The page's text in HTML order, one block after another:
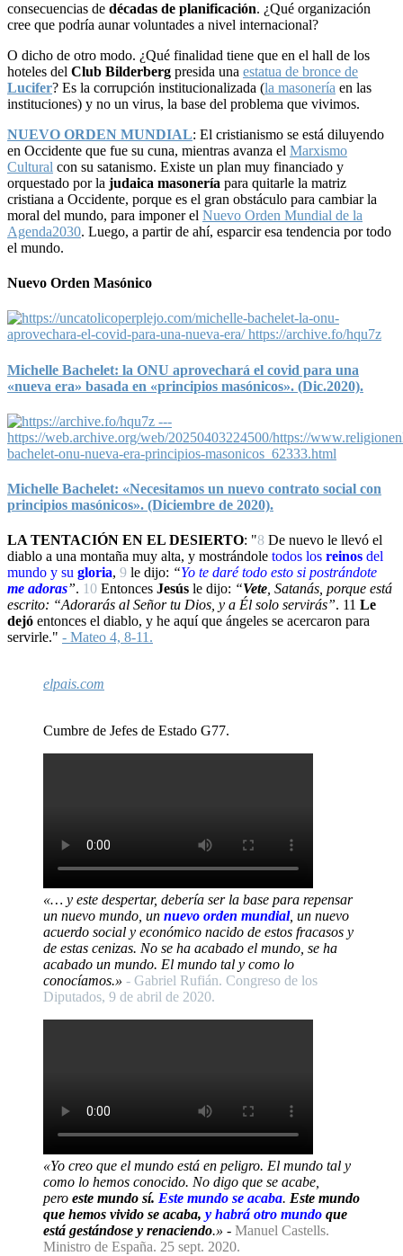
consecuencias de décadas de planificación. ¿Qué organización
cree que podría aunar voluntades a nivel internacional?
O dicho de otro modo. ¿Qué finalidad tiene que en el hall de los
hoteles del Club Bilderberg presida una estatua de bronce de
Lucifer? Es la corrupción institucionalizada (la masonería en las
instituciones) y no un virus, la base del problema que vivimos.
NUEVO ORDEN MUNDIAL: El cristianismo se está diluyendo
en Occidente que fue su cuna, mientras avanza el Marxismo
Cultural con su satanismo. Existe un plan muy financiado y
orquestado por la judaica masonería para quitarle la matriz
cristiana a Occidente, porque es el gran obstáculo para cambiar la
moral del mundo, para imponer el Nuevo Orden Mundial de la
Agenda2030. Luego, a partir de ahí, esparcir esa tendencia por todo
el mundo.
Nuevo Orden Masónico
Michelle Bachelet: la ONU aprovechará el covid para una
«nueva era» basada en «principios masónicos». (Dic.2020).
Michelle Bachelet: «Necesitamos un nuevo contrato social con
principios masónicos». (Diciembre de 2020).
LA TENTACIÓN EN EL DESIERTO: "8 De nuevo le llevó el
diablo a una montaña muy alta, y mostrándole todos los reinos del
mundo y su gloria, 9 le dijo: “Yo te daré todo esto si postrándote
me adoras”. 10 Entonces Jesús le dijo: “Vete, Satanás, porque está
escrito: “Adorarás al Señor tu Dios, y a Él solo servirás”. 11 Le
dejó entonces el diablo, y he aquí que ángeles se acercaron para
servirle." - Mateo 4, 8-11.
elpais.com
Cumbre de Jefes de Estado G77.
«… y este despertar, debería ser la base para repensar
un nuevo mundo, un nuevo orden mundial, un nuevo
acuerdo social y económico nacido de estos fracasos y
de estas cenizas. No se ha acabado el mundo, se ha
acabado un mundo. El mundo tal y como lo
conocíamos.» - Gabriel Rufián. Congreso de los
Diputados, 9 de abril de 2020.
«Yo creo que el mundo está en peligro. El mundo tal y
como lo hemos conocido. No digo que se acabe,
pero este mundo sí. Este mundo se acaba. Este mundo
que hemos vivido se acaba, y habrá otro mundo que
está gestándose y renaciendo.» - Manuel Castells.
Ministro de España. 25 sept. 2020.